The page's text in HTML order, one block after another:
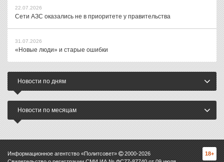
22.07.2026
Сети АЗС оказались не в приоритете у правительства
31.07.2026
«Новые люди» и старые ошибки
Новости по дням
Новости по месяцам
Информационное агентство «Политсовет» 2000-2026
18+